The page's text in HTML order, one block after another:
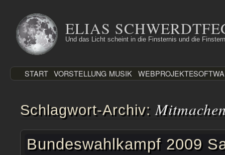
Inhalt
springen
ELIAS
Und das Licht scheint in die Finsternis und die
START VORSTELLUNG MUSIK WEBPROJEKTE
Schlagwort-Archiv:
Bundeswahlkampf 2009